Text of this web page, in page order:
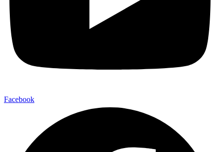
Facebook